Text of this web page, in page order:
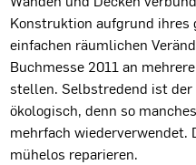
Konstruktion aufgrund
einfachen räumlichen
Buchmesse 2011 an
stellen. Selbstredend ist
ökologisch, denn so
mehrfach
mühelos reparieren.